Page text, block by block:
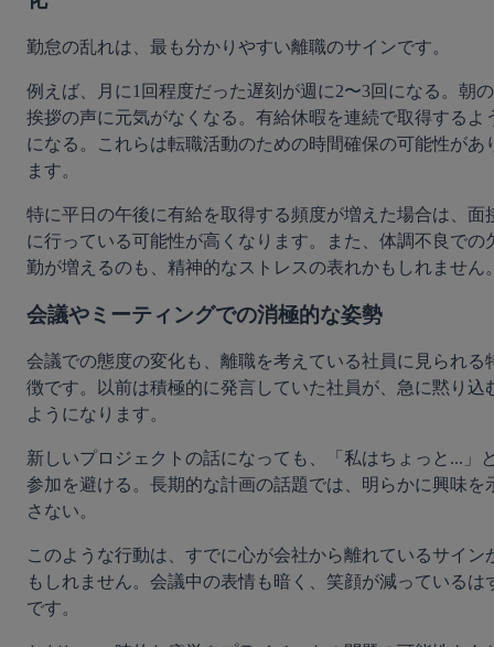
勤怠の乱れは、最も分かりやすい離職のサインです。
例えば、月に1回程度だった遅刻が週に2〜3回になる。朝の
挨拶の声に元気がなくなる。有給休暇を連続で取得するよ
になる。これらは転職活動のための時間確保の可能性があ
ます。
特に平日の午後に有給を取得する頻度が増えた場合は、面
に行っている可能性が高くなります。また、体調不良での
勤が増えるのも、精神的なストレスの表れかもしれません
会議やミーティングでの消極的な姿勢
会議での態度の変化も、離職を考えている社員に見られる
徴です。以前は積極的に発言していた社員が、急に黙り込
ようになります。
新しいプロジェクトの話になっても、「私はちょっと...」
参加を避ける。長期的な計画の話題では、明らかに興味を
さない。
このような行動は、すでに心が会社から離れているサイン
もしれません。会議中の表情も暗く、笑顔が減っているは
です。